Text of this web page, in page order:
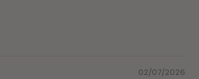
02/07/2026